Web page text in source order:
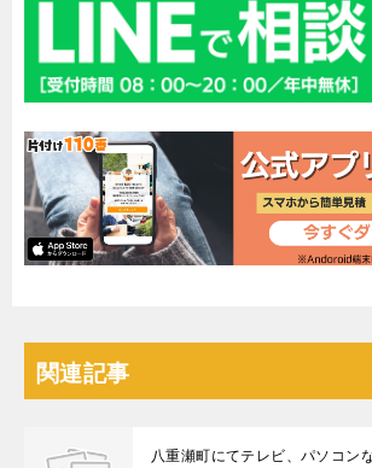
関連記事
八重瀬町にてテレビ、パソコ